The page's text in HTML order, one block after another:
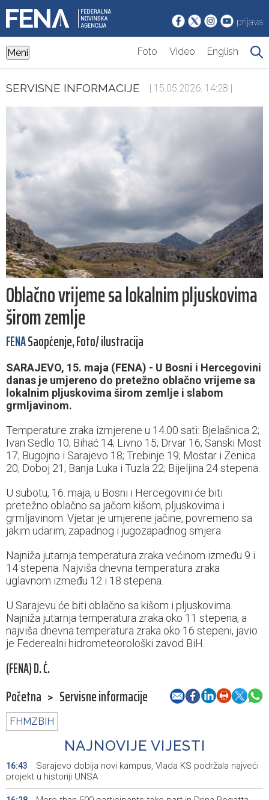
prijava
Meni Foto Video English
SERVISNE INFORMACIJE | 15.05.2026. 14:28 |
Oblačno vrijeme sa lokalnim pljuskovima
širom zemlje
FENASaopćenje, Foto/ ilustracija
SARAJEVO, 15. maja (FENA) - U Bosni i Hercegovini
danas je umjereno do pretežno oblačno vrijeme sa
lokalnim pljuskovima širom zemlje i slabom
grmljavinom.
Temperature zraka izmjerene u 14.00 sati: Bjelašnica 2;
Ivan Sedlo 10; Bihać 14; Livno 15; Drvar 16; Sanski Most
17; Bugojno i Sarajevo 18; Trebinje 19; Mostar i Zenica
20; Doboj 21; Banja Luka i Tuzla 22; Bijeljina 24 stepena.
U subotu, 16. maja, u Bosni i Hercegovini će biti
pretežno oblačno sa jačom kišom, pljuskovima i
grmljavinom. Vjetar je umjerene jačine, povremeno sa
jakim udarim, zapadnog i jugozapadnog smjera.
Najniža jutarnja temperatura zraka većinom između 9 i
14 stepena. Najviša dnevna temperatura zraka
uglavnom između 12 i 18 stepena.
U Sarajevu će biti oblačno sa kišom i pljuskovima.
Najniža jutarnja temperatura zraka oko 11 stepena, a
najviša dnevna temperatura zraka oko 16 stepeni, javio
je Federealni hidrometeorološki zavod BiH.
(FENA) D. Ć.
Početna > Servisne informacije
FHMZBIH
NAJNOVIJE VIJESTI
16:43
Sarajevo dobija novi kampus, Vlada KS podržala najveći
projekt u historiji UNSA